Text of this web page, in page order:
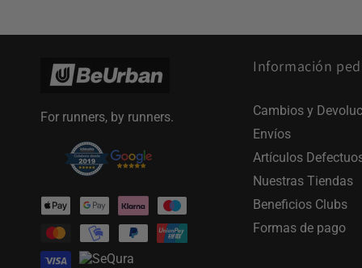
For runners, by runners.
Formas
de
pago
Información
Cambios y
Envíos
Artículos
Nuestras Tiendas
Beneficios Clubs
Formas de pago